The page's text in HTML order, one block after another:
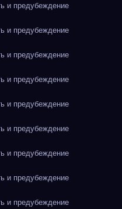
и предубеждение
и предубеждение
и предубеждение
и предубеждение
и предубеждение
и предубеждение
и предубеждение
и предубеждение
и предубеждение